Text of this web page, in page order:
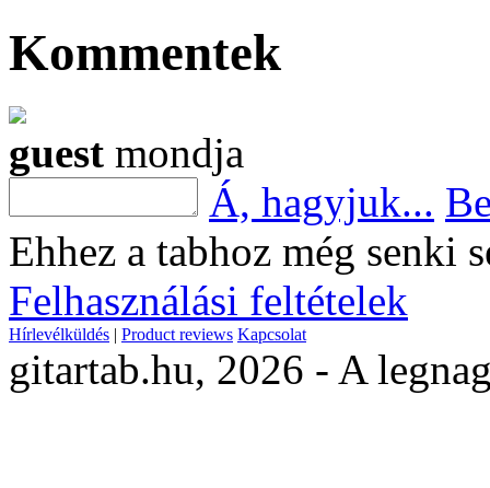
Kommentek
guest mondja
Á, hagyjuk...
Ehhez a tabhoz még senki
Felhasználási feltételek
Hírlevélküldés | Product reviews Kapcsolat
gitartab.hu, 2026 - A